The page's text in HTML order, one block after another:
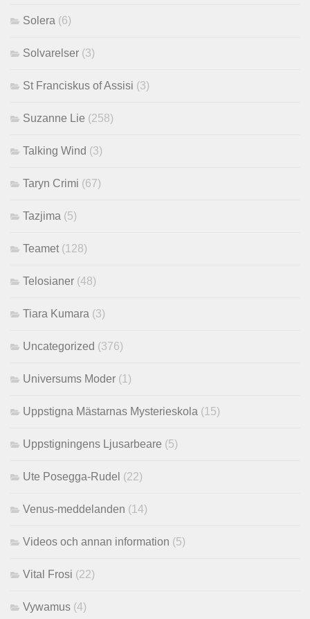
Solera (6)
Solvarelser (3)
St Franciskus of Assisi (3)
Suzanne Lie (258)
Talking Wind (3)
Taryn Crimi (67)
Tazjima (5)
Teamet(128)
Telosianer (48)
Tiara Kumara (3)
Uncategorized (376)
Universums Moder (1)
Uppstigna Mästarnas Mysterieskola (15)
Uppstigningens Ljusarbeare (5)
Ute Posegga-Rudel (22)
Venus-meddelanden (14)
Videos och annan information (5)
Vital Frosi (22)
Vywamus (4)